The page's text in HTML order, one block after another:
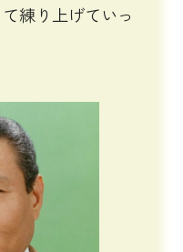
練り上げていっ